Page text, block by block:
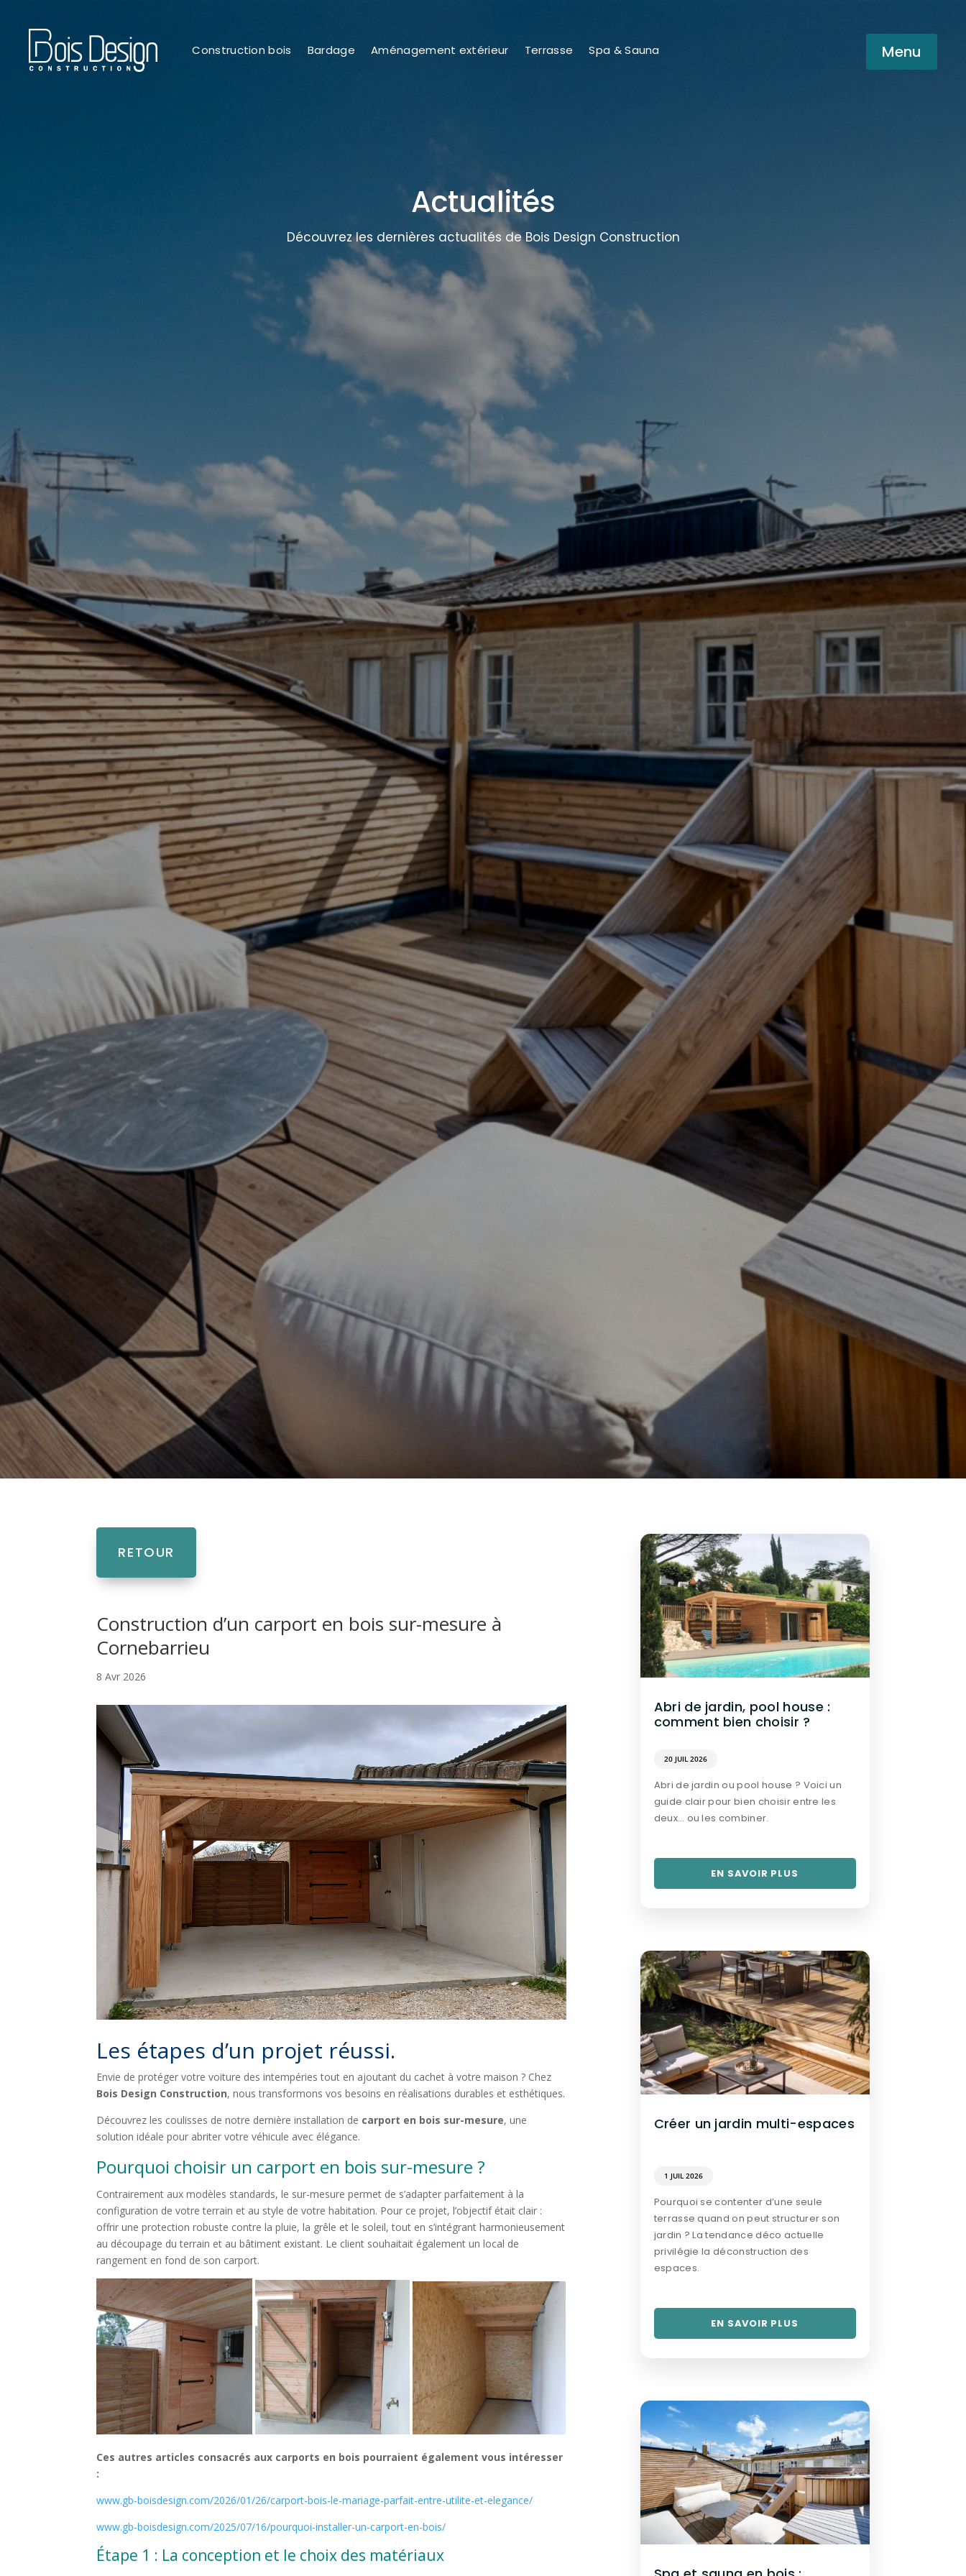
Construction bois Bardage Aménagement extérieur Terrasse Spa & Sauna Menu
Actualités
Découvrez les dernières actualités de Bois Design Construction
RETOUR
Construction d’un carport en bois sur-mesure à
Cornebarrieu
8 Avr 2026
Les étapes d’un projet réussi.
Envie de protéger votre voiture des intempéries tout en ajoutant du cachet à votre maison ? Chez
Bois Design Construction, nous transformons vos besoins en réalisations durables et esthétiques.
Découvrez les coulisses de notre dernière installation de carport en bois sur-mesure, une
solution idéale pour abriter votre véhicule avec élégance.
Pourquoi choisir un carport en bois sur-mesure ?
Contrairement aux modèles standards, le sur-mesure permet de s’adapter parfaitement à la
configuration de votre terrain et au style de votre habitation. Pour ce projet, l’objectif était clair :
offrir une protection robuste contre la pluie, la grêle et le soleil, tout en s’intégrant harmonieusement
au découpage du terrain et au bâtiment existant. Le client souhaitait également un local de
rangement en fond de son carport.
Ces autres articles consacrés aux carports en bois pourraient également vous intéresser
:
www.gb-boisdesign.com/2026/01/26/carport-bois-le-mariage-parfait-entre-utilite-et-elegance/
www.gb-boisdesign.com/2025/07/16/pourquoi-installer-un-carport-en-bois/
Étape 1 : La conception et le choix des matériaux
Abri de jardin, pool house :
comment bien choisir ?
20 JUIL 2026
Abri de jardin ou pool house ? Voici un
guide clair pour bien choisir entre les
deux… ou les combiner.
EN SAVOIR PLUS
Créer un jardin multi-espaces
1 JUIL 2026
Pourquoi se contenter d’une seule
terrasse quand on peut structurer son
jardin ? La tendance déco actuelle
privilégie la déconstruction des
espaces.
EN SAVOIR PLUS